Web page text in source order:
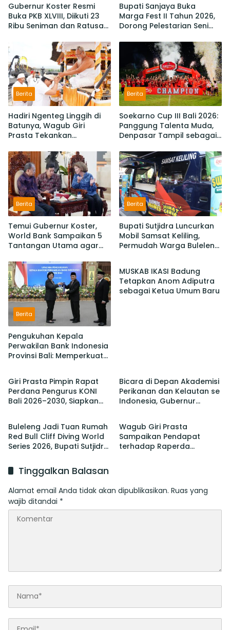
Gubernur Koster Resmi
Buka PKB XLVIII, Diikuti 23
Ribu Seniman dan Ratusan
IKM/UMKM Digratiskan
Bupati Sanjaya Buka
Marga Fest II Tahun 2026,
Dorong Pelestarian Seni
Potensi Lokal
Berita
Hadiri Ngenteg Linggih di
Batunya, Wagub Giri
Prasta Tekankan
Royong dan Persatuan
Krama
Berita
Soekarno Cup III Bali 2026:
Panggung Talenta Muda,
Denpasar Tampil sebagai
Badung 3-2
Berita
Temui Gubernur Koster,
World Bank Sampaikan 5
Tantangan Utama agar
Tetap jadi Primadona
Berita
Bupati Sutjidra Luncurkan
Mobil Samsat Keliling,
Permudah Warga Buleleng
Berita
Pengukuhan Kepala
Perwakilan Bank Indonesia
Provinsi Bali: Memperkuat
Pertumbuhan Ekonomi Bali
Berita
MUSKAB IKASI Badung
Tetapkan Anom Adiputra
sebagai Ketua Umum Baru
Berita
Giri Prasta Pimpin Rapat
Perdana Pengurus KONI
Bali 2026–2030, Siapkan
Bicara di Depan Akademisi
Perikanan dan Kelautan se
Indonesia, Gubernur
Berita
Buleleng Jadi Tuan Rumah
Red Bull Cliff Diving World
Series 2026, Bupati Sutjidra:
Wisata Bali Utara
Berita
Wagub Giri Prasta
Sampaikan Pendapat
terhadap Raperda
Tinggalkan Balasan
Alamat email Anda tidak akan dipublikasikan. Ruas yang
wajib ditandai *